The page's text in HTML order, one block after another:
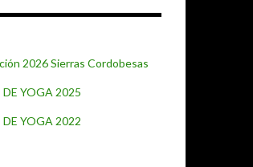
2026 Sierras Cordobesas
YOGA 2025
YOGA 2022